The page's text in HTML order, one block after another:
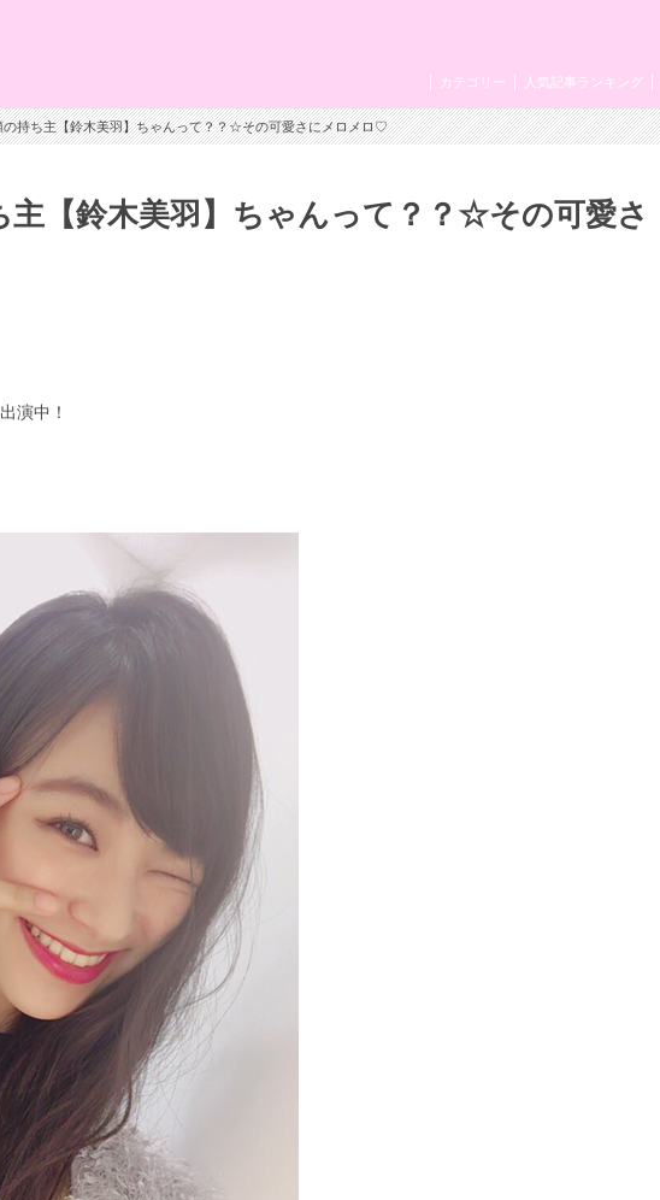
人気記事ランキング
カテゴリー
持ち主【鈴木美羽】ちゃんって？？☆その可愛さにメロメロ♡
【鈴木美羽】ちゃんって？？☆その可愛さ
演中！